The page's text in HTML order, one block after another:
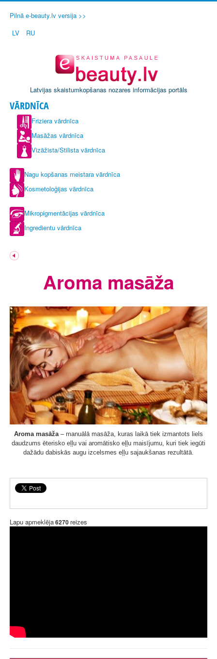
Pilnā e-beauty.lv versija >>
LV
RU
Latvijas skaistumkopšanas nozares informācijas portāls
VĀRDNĪCA
Friziera vārdnīca
Masāžas vārdnīca
Vizāžista/Stilista vārdnīca
Nagu kopšanas meistara vārdnīca
Kosmetoloģijas vārdnīca
Mikropigmentācijas vārdnīca
Ingredientu vārdnīca
Aroma masāža
Aroma masāža– manuālā masāža, kuras laikā tiek izmantots liels
daudzums ēterisko eļļu vai aromātisko eļļu maisījumu, kuri tiek iegūti
dažādu dabiskās augu izcelsmes eļļu sajaukšanas rezultātā.
Lapu apmeklēja6270 reizes